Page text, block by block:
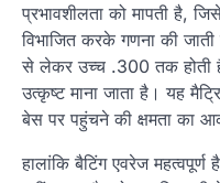
प्रभावशीलता को मापती है,
विभाजित करके गणना की
से लेकर उच्च .300 तक
उत्कृष्ट माना जाता है। यह
बेस पर पहुंचने की क्षमता का
हालांकि बैटिंग एवरेज